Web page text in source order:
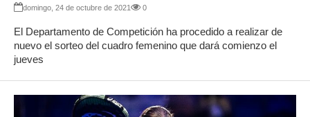
domingo, 24 de octubre de 2021 0
El Departamento de Competición ha procedido a realizar de
nuevo el sorteo del cuadro femenino que dará comienzo el
jueves